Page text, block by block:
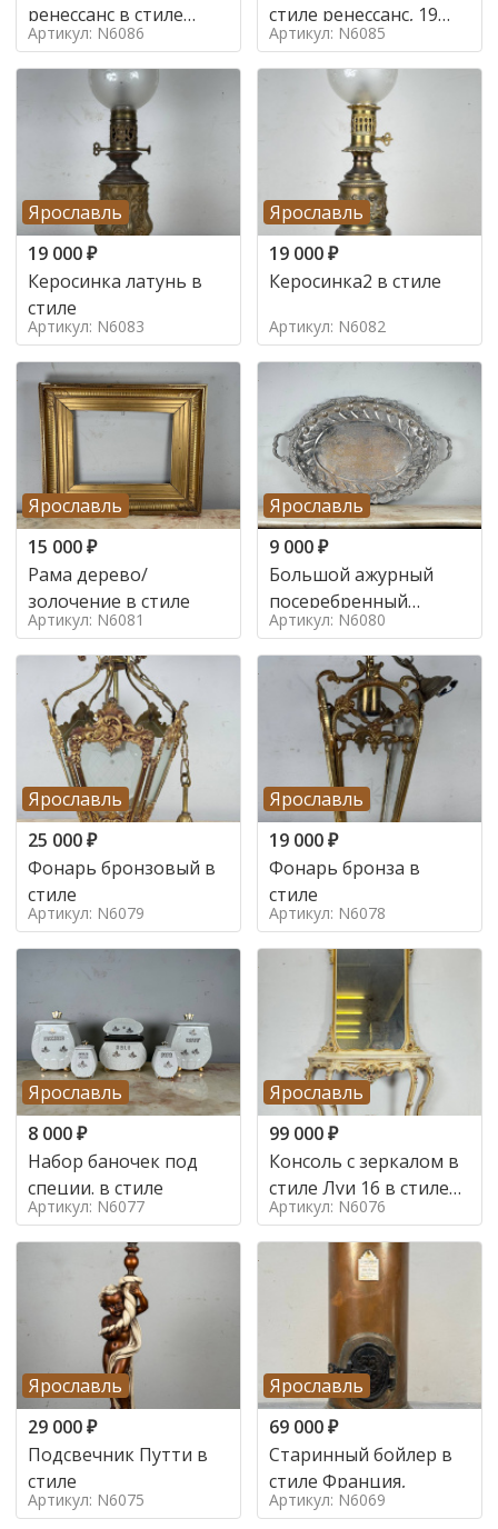
ренессанс в стиле
ренессанс,
Артикул: N6086
стиле ренессанс, 19
век
Артикул: N6085
Ярославль
19 000₽
Керосинка латунь в
стиле
Артикул: N6083
Ярославль
19 000₽
Керосинка2 в стиле
Артикул: N6082
Ярославль
15 000₽
Рама дерево/
золочение в стиле
Артикул: N6081
Ярославль
9 000₽
Большой ажурный
посеребренный
поднос в стиле
Артикул: N6080
Ярославль
25 000₽
Фонарь бронзовый в
стиле
Артикул: N6079
Ярославль
19 000₽
Фонарь бронза в
стиле
Артикул: N6078
Ярославль
8 000₽
Набор баночек под
специи. в стиле
Артикул: N6077
Ярославль
99 000₽
Консоль с зеркалом в
стиле Луи 16 в стиле
Луи 16, Италия,
Артикул: N6076
Ярославль
29 000₽
Подсвечник Путти в
стиле
Артикул: N6075
Ярославль
69 000₽
Старинный бойлер в
стиле Франция,
Артикул: N6069